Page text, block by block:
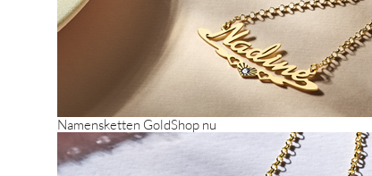
Namensketten GoldShop nu